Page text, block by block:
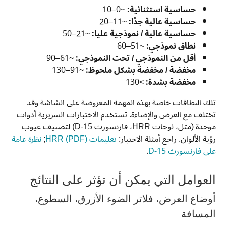
حساسية استثنائية:~0–10
حساسية عالية جدًا:~11–20
حساسية عالية / نموذجية عليا:~21–50
نطاق نموذجي:~51–60
أقل من النموذجي / تحت النموذجي:~61–90
مخفضة / مخفضة بشكل ملحوظ:~91–130
مخفضة بشدة:>130
تلك النطاقات خاصة بهذه المهمة المعروضة على الشاشة وقد
تختلف مع العرض والإضاءة. تستخدم الاختبارات السريرية أدوات
موحدة (مثل، لوحات HRR، فارنسورث D-15) لتصنيف عيوب
رؤية الألوان. راجع أمثلة الاختبار:تعليمات HRR (PDF) ;نظرة عامة
على فارنسورث D-15 .
العوامل التي يمكن أن تؤثر على النتائج
أوضاع العرض، فلاتر الضوء الأزرق، السطوع،
المسافة